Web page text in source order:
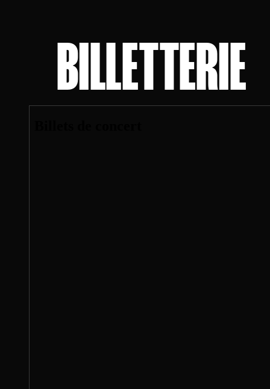
Entre énergie brute, mélancolie et
le live, Ajna confirme sa volonté
durablement son univers dans le
français.
BILLETTERIE